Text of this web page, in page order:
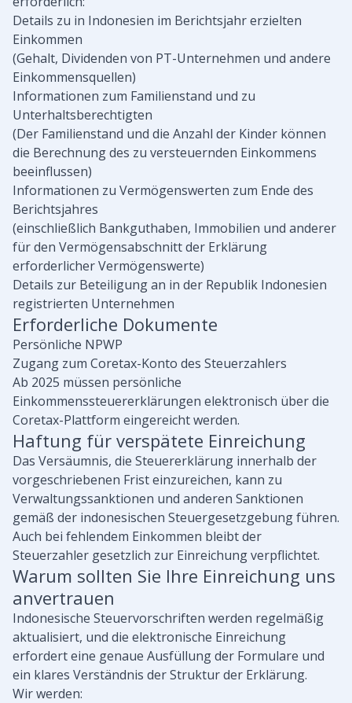
Details zu in Indonesien im Berichtsjahr erzielten
Einkommen
(Gehalt, Dividenden von PT-Unternehmen und andere
Einkommensquellen)
Informationen zum Familienstand und zu
Unterhaltsberechtigten
(Der Familienstand und die Anzahl der Kinder können
die Berechnung des zu versteuernden Einkommens
beeinflussen)
Informationen zu Vermögenswerten zum Ende des
Berichtsjahres
(einschließlich Bankguthaben, Immobilien und anderer
für den Vermögensabschnitt der Erklärung
erforderlicher Vermögenswerte)
Details zur Beteiligung an in der Republik Indonesien
registrierten Unternehmen
Erforderliche Dokumente
Persönliche NPWP
Zugang zum Coretax-Konto des Steuerzahlers
Ab 2025 müssen persönliche
Einkommenssteuererklärungen elektronisch über die
Coretax-Plattform eingereicht werden.
Haftung für verspätete Einreichung
Das Versäumnis, die Steuererklärung innerhalb der
vorgeschriebenen Frist einzureichen, kann zu
Verwaltungssanktionen und anderen Sanktionen
gemäß der indonesischen Steuergesetzgebung führen.
Auch bei fehlendem Einkommen bleibt der
Steuerzahler gesetzlich zur Einreichung verpflichtet.
Warum sollten Sie Ihre Einreichung uns
anvertrauen
Indonesische Steuervorschriften werden regelmäßig
aktualisiert, und die elektronische Einreichung
erfordert eine genaue Ausfüllung der Formulare und
ein klares Verständnis der Struktur der Erklärung.
Wir werden: